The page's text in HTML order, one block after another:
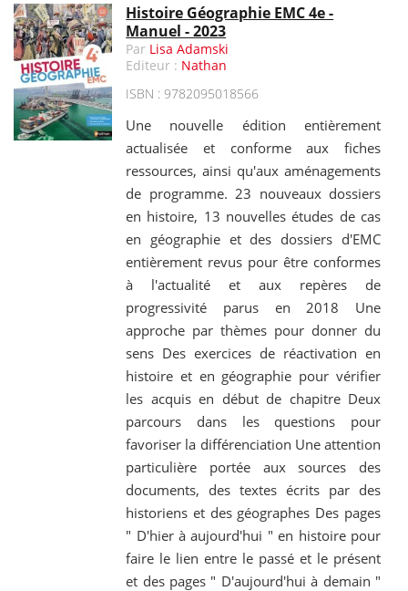
Histoire Géographie EMC 4e -
Manuel - 2023
Par Lisa Adamski
Editeur : Nathan
ISBN : 9782095018566
Une nouvelle édition entièrement
actualisée et conforme aux fiches
ressources, ainsi qu'aux aménagements
de programme. 23 nouveaux dossiers
en histoire, 13 nouvelles études de cas
en géographie et des dossiers d'EMC
entièrement revus pour être conformes
à l'actualité et aux repères de
progressivité parus en 2018 Une
approche par thèmes pour donner du
sens Des exercices de réactivation en
histoire et en géographie pour vérifier
les acquis en début de chapitre Deux
parcours dans les questions pour
favoriser la différenciation Une attention
particulière portée aux sources des
documents, des textes écrits par des
historiens et des géographes Des pages
" D'hier à aujourd'hui " en histoire pour
faire le lien entre le passé et le présent
et des pages " D'aujourd'hui à demain "